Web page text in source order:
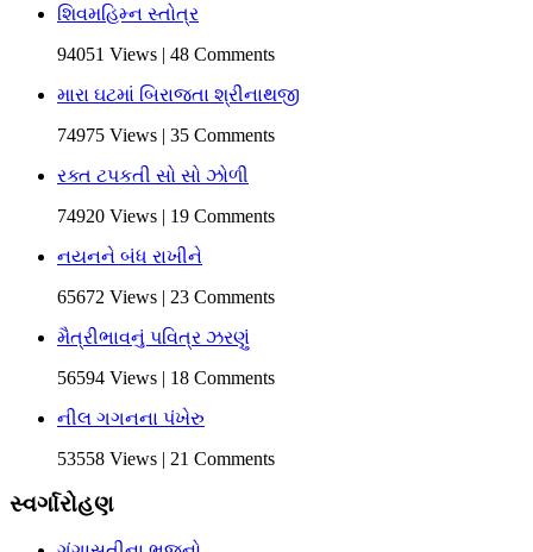
શિવમહિમ્ન સ્તોત્ર
94051 Views | 48 Comments
મારા ઘટમાં બિરાજતા શ્રીનાથજી
74975 Views | 35 Comments
રક્ત ટપકતી સો સો ઝોળી
74920 Views | 19 Comments
નયનને બંધ રાખીને
65672 Views | 23 Comments
મૈત્રીભાવનું પવિત્ર ઝરણું
56594 Views | 18 Comments
નીલ ગગનના પંખેરુ
53558 Views | 21 Comments
સ્વર્ગારોહણ